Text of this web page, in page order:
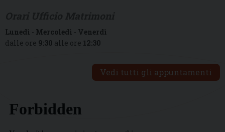
Lunedì - Mercoledì - Venerdì
dalle ore 9:30 alle ore 12:30
Vedi tutti gli appuntamenti